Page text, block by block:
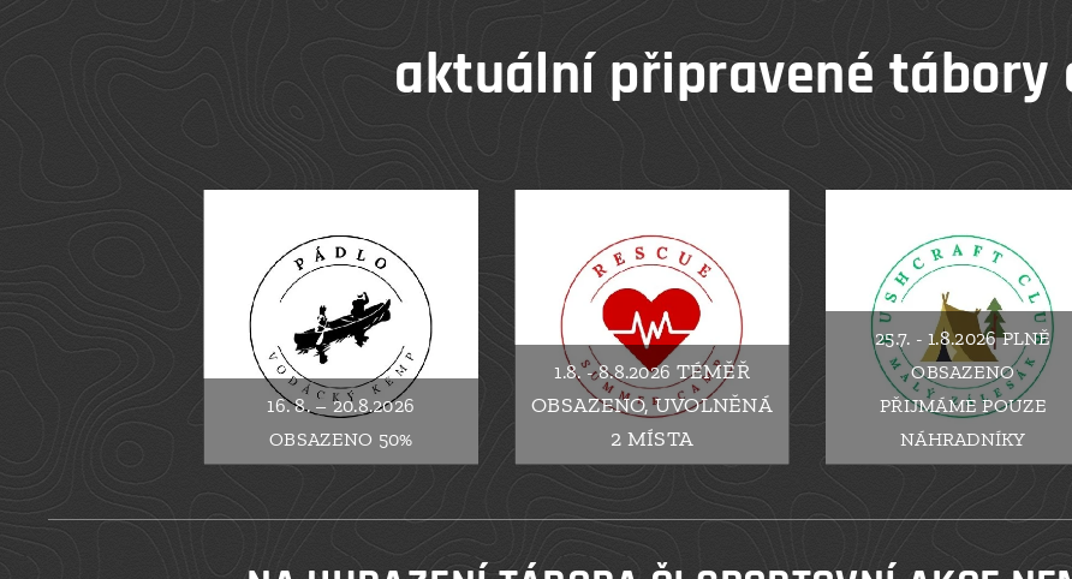
aktuální připravené tábory
16. 8. – 20.8.2026
OBSAZENO 50%
1.8. - 8.8.2026 TÉMĚŘ
OBSAZENO, UVOLNĚNÁ
2 MÍSTA
25.7. - 1.8.2026 PLNĚ
OBSAZENO
PŘIJMÁME POUZE
NÁHRADNÍKY